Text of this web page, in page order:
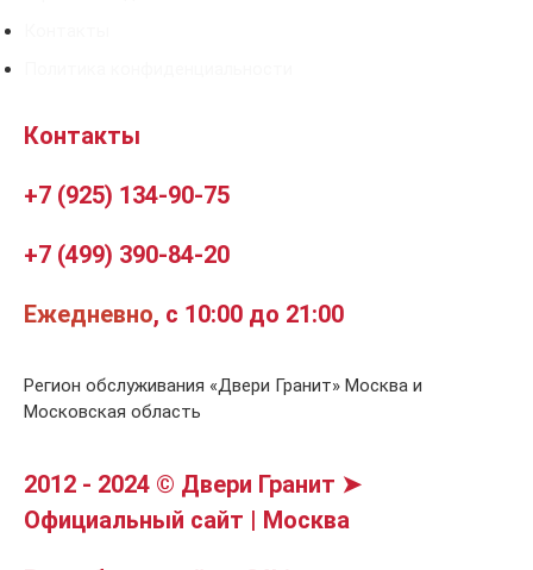
Контакты
+7 (925) 134-90-75
+7 (499) 390-84-20
Ежедневно, с 10:00 до 21:00
Регион обслуживания «Двери Гранит» Москва и
Московская область
2012 - 2024 © Двери Гранит ➤
Официальный сайт | Москва